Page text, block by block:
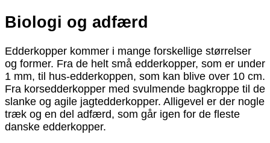
Biologi og adfærd
Edderkopper kommer i mange forskellige størrelser
og former. Fra de helt små edderkopper, som er under
1 mm, til hus-edderkoppen, som kan blive over 10 cm.
Fra korsedderkopper med svulmende bagkroppe til de
slanke og agile jagtedderkopper. Alligevel er der nogle
træk og en del adfærd, som går igen for de fleste
danske edderkopper.